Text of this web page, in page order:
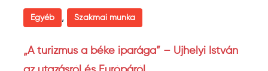
Egyéb Szakmai munka
„A turizmus a béke iparága” – Ujhelyi István